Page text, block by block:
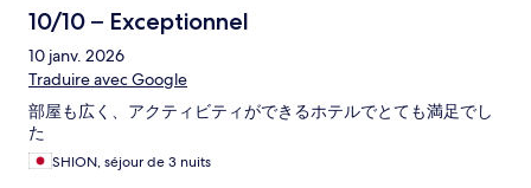
10/10 – Exceptionnel
10 janv. 2026
Traduire avec Google
部屋も広く、アクティビティができるホテルでとても満足でし
た
SHION, séjour de 3 nuits